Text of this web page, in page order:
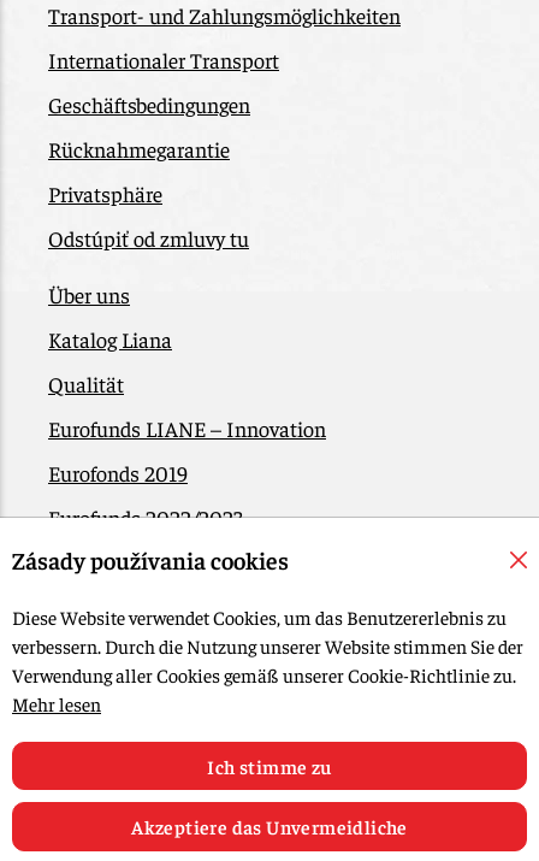
Transport- und Zahlungsmöglichkeiten
Internationaler Transport
Geschäftsbedingungen
Rücknahmegarantie
Privatsphäre
Odstúpiť od zmluvy tu
Über uns
Katalog Liana
Qualität
Eurofunds LIANE – Innovation
Eurofonds 2019
Eurofunds 2022/2023
EÚ Plán obnovy
Kontakt
© 2015-2026, LIANA GOLIAŠ s.r.o. Alle Rechte vorbehalten.
Cookie-Einstellungen bearbeiten
Zásady používania cookies
Diese Website verwendet Cookies, um das Benutzererlebnis zu
verbessern. Durch die Nutzung unserer Website stimmen Sie der
Verwendung aller Cookies gemäß unserer Cookie-Richtlinie zu.
Mehr lesen
Ich stimme zu
Akzeptiere das Unvermeidliche